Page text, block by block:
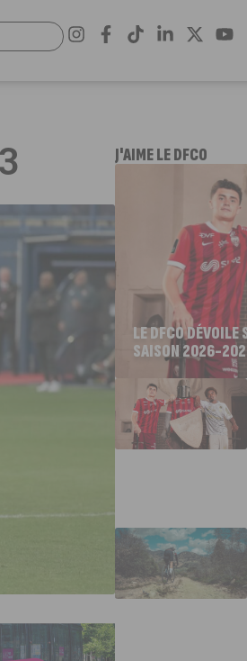
J'AIME LE DFCO
LE DFCO
SAISON 2026-